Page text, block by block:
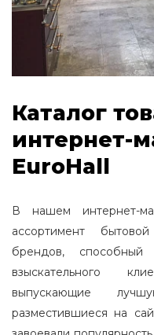
Каталог
интернет-
EuroHall
В нашем интернет-
ассортимент
брендов, способный
взыскательного
выпускающие
разместившиеся на